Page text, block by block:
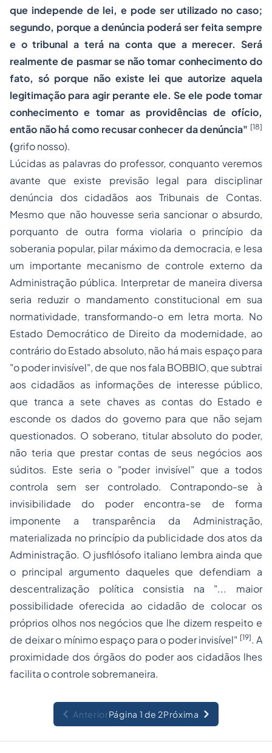
que independe de lei, e pode ser utilizado no caso;
segundo, porque a denúncia poderá ser feita sempre
e o tribunal a terá na conta que a merecer. Será
realmente de pasmar se não tomar conhecimento do
fato, só porque não existe lei que autorize aquela
legitimação para agir perante ele. Se ele pode tomar
conhecimento e tomar as providências de ofício,
então não há como recusar conhecer da denúncia" [18]
(grifo nosso).
Lúcidas as palavras do professor, conquanto veremos
avante que existe previsão legal para disciplinar
denúncia dos cidadãos aos Tribunais de Contas.
Mesmo que não houvesse seria sancionar o absurdo,
porquanto de outra forma violaria o princípio da
soberania popular, pilar máximo da democracia, e lesa
um importante mecanismo de controle externo da
Administração pública. Interpretar de maneira diversa
seria reduzir o mandamento constitucional em sua
normatividade, transformando-o em letra morta. No
Estado Democrático de Direito da modernidade, ao
contrário do Estado absoluto, não há mais espaço para
"o poder invisível", de que nos fala BOBBIO, que subtrai
aos cidadãos as informações de interesse público,
que tranca a sete chaves as contas do Estado e
esconde os dados do governo para que não sejam
questionados. O soberano, titular absoluto do poder,
não teria que prestar contas de seus negócios aos
súditos. Este seria o "poder invisível" que a todos
controla sem ser controlado. Contrapondo-se à
invisibilidade do poder encontra-se de forma
imponente a transparência da Administração,
materializada no princípio da publicidade dos atos da
Administração. O jusfilósofo italiano lembra ainda que
o principal argumento daqueles que defendiam a
descentralização política consistia na "... maior
possibilidade oferecida ao cidadão de colocar os
próprios olhos nos negócios que lhe dizem respeito e
de deixar o mínimo espaço para o poder invisível" [19]. A
proximidade dos órgãos do poder aos cidadãos lhes
facilita o controle sobremaneira.
AnteriorPágina 1 de 2Próxima